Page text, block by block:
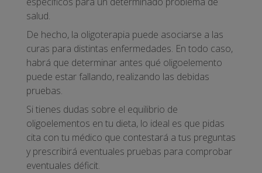
salud.
De hecho, la oligoterapia puede asociarse a las
curas para distintas enfermedades. En todo caso,
habrá que determinar antes qué oligoelemento
puede estar fallando, realizando las debidas
pruebas.
Si tienes dudas sobre el equilibrio de
oligoelementos en tu dieta, lo ideal es que pidas
cita con tu médico que contestará a tus preguntas
y prescribirá eventuales pruebas para comprobar
eventuales déficit.